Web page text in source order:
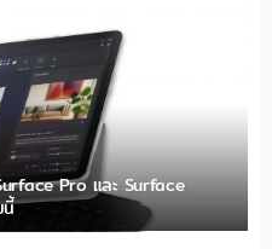
Pro และ Surface
นี้